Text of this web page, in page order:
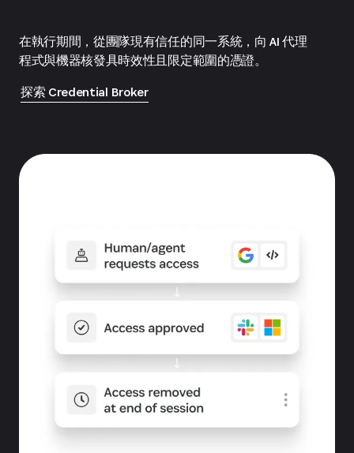
在執行期間，從團隊現有信任的同一系統，向 AI 代理
程式與機器核發具時效性且限定範圍的憑證。
探索 Credential Broker